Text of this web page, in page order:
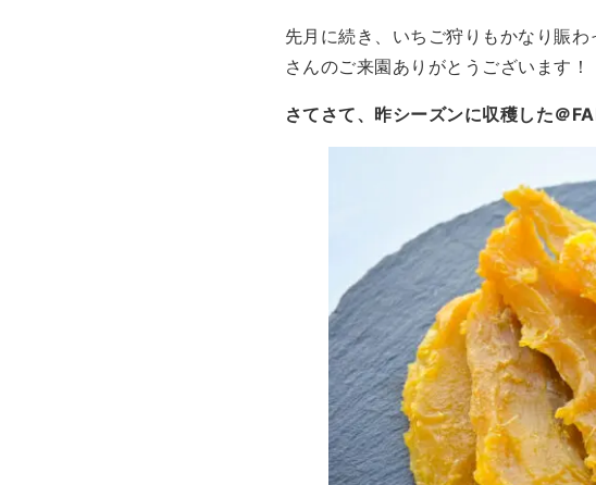
先月に続き、いちご狩りもかなり賑
さんのご来園ありがとうございます！
さてさて、昨シーズンに収穫した＠